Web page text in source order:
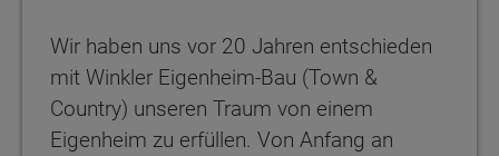
Wir haben uns vor 20 Jahren entschieden
mit Winkler Eigenheim-Bau (Town &
Country) unseren Traum von einem
Eigenheim zu erfüllen. Von Anfang an